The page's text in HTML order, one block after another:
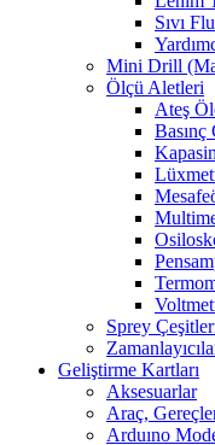
Sıvı
Mini Drill
Ölçü Aletleri
Ateş
Basınç
Sprey
Geliştirme Kartları
Aksesuarlar
Araç,
Arduıno